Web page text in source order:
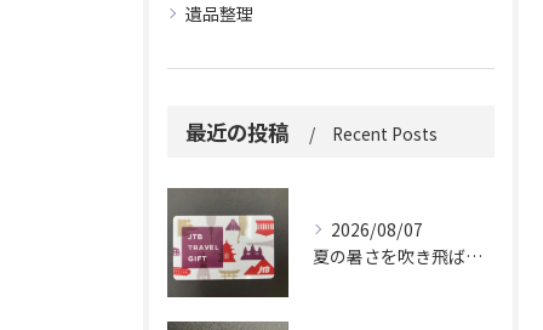
遺品整理
最近の投稿 Recent Posts
2026/08/07
夏の暑さを吹き飛ばしに来てください。